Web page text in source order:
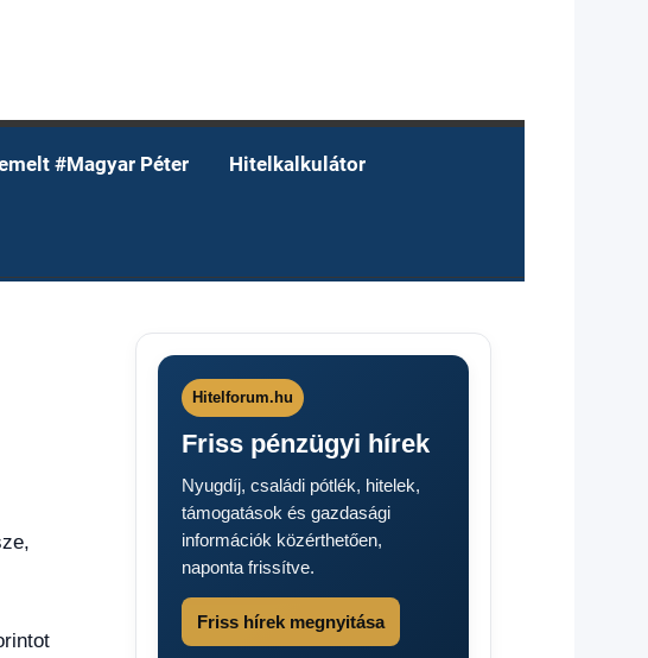
#Magyar Péter Hitelkalkulátor
Hitelforum.hu
Friss pénzügyi hírek
Nyugdíj, családi pótlék, hitelek,
támogatások és gazdasági
információk közérthetően,
naponta frissítve.
Friss hírek megnyitása